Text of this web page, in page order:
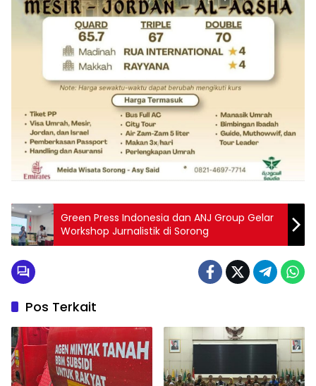
Green Press Indonesia dan ANJ Group Gelar
Workshop Jurnalistik di Sorong
Pos Terkait